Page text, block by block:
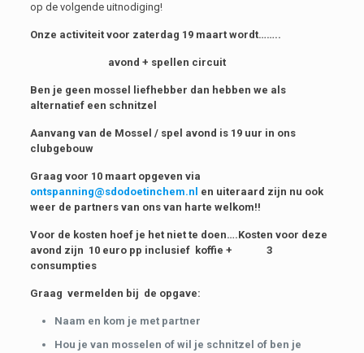
op de volgende uitnodiging!
Onze activiteit voor zaterdag 19 maart wordt……..
avond + spellen circuit
Ben je geen mossel liefhebber dan hebben we als
alternatief een schnitzel
Aanvang van de Mossel / spel avond is 19 uur in ons
clubgebouw
Graag voor 10 maart opgeven via
ontspanning@sdodoetinchem.nl en uiteraard zijn nu ook
weer de partners van ons van harte welkom!!
Voor de kosten hoef je het niet te doen….Kosten voor deze
avond zijn 10 euro pp inclusief koffie + 3
consumpties
Graag vermelden bij de opgave:
Naam en kom je met partner
Hou je van mosselen of wil je schnitzel of ben je